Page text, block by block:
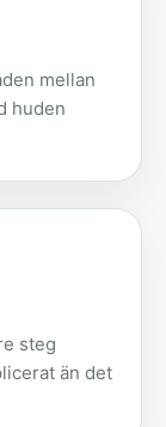
mellan
huden
steg
än det